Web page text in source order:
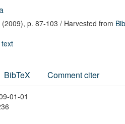
(2009), p. 87-103 / Harvested from
BibTeX Comment citer
01-01